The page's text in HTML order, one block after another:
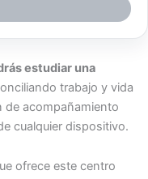
estudiar una
trabajo y vida
de acompañamiento
cualquier dispositivo.
ofrece este centro